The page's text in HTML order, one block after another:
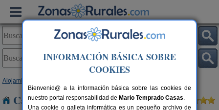
Alojamientos
Casas Rurales cerca de La Encina
INFORMACIÓN BÁSICA SOBRE
COOKIES
Bienvenid@ a la información básica sobre las cookies de
nuestro portal responsabilidad de Mario Temprado Casas.
Una cookie o galleta informática es un pequeño archivo de